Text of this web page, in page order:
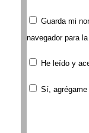
Guarda mi
navegador para
He leído y
Sí, agrégame